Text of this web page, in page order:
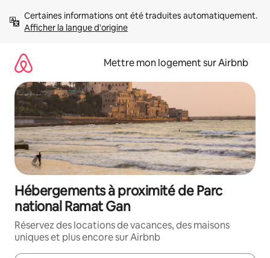
directement
Afficher la langue d'origine
Mettre mon logement sur Airbnb
Hébergements à proximité de Parc
national Ramat Gan
Réservez des locations de vacances, des maisons
uniques et plus encore sur Airbnb